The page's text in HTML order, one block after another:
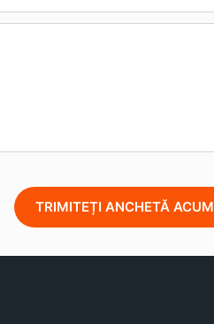
TRIMITEȚI ANCHETĂ ACUM